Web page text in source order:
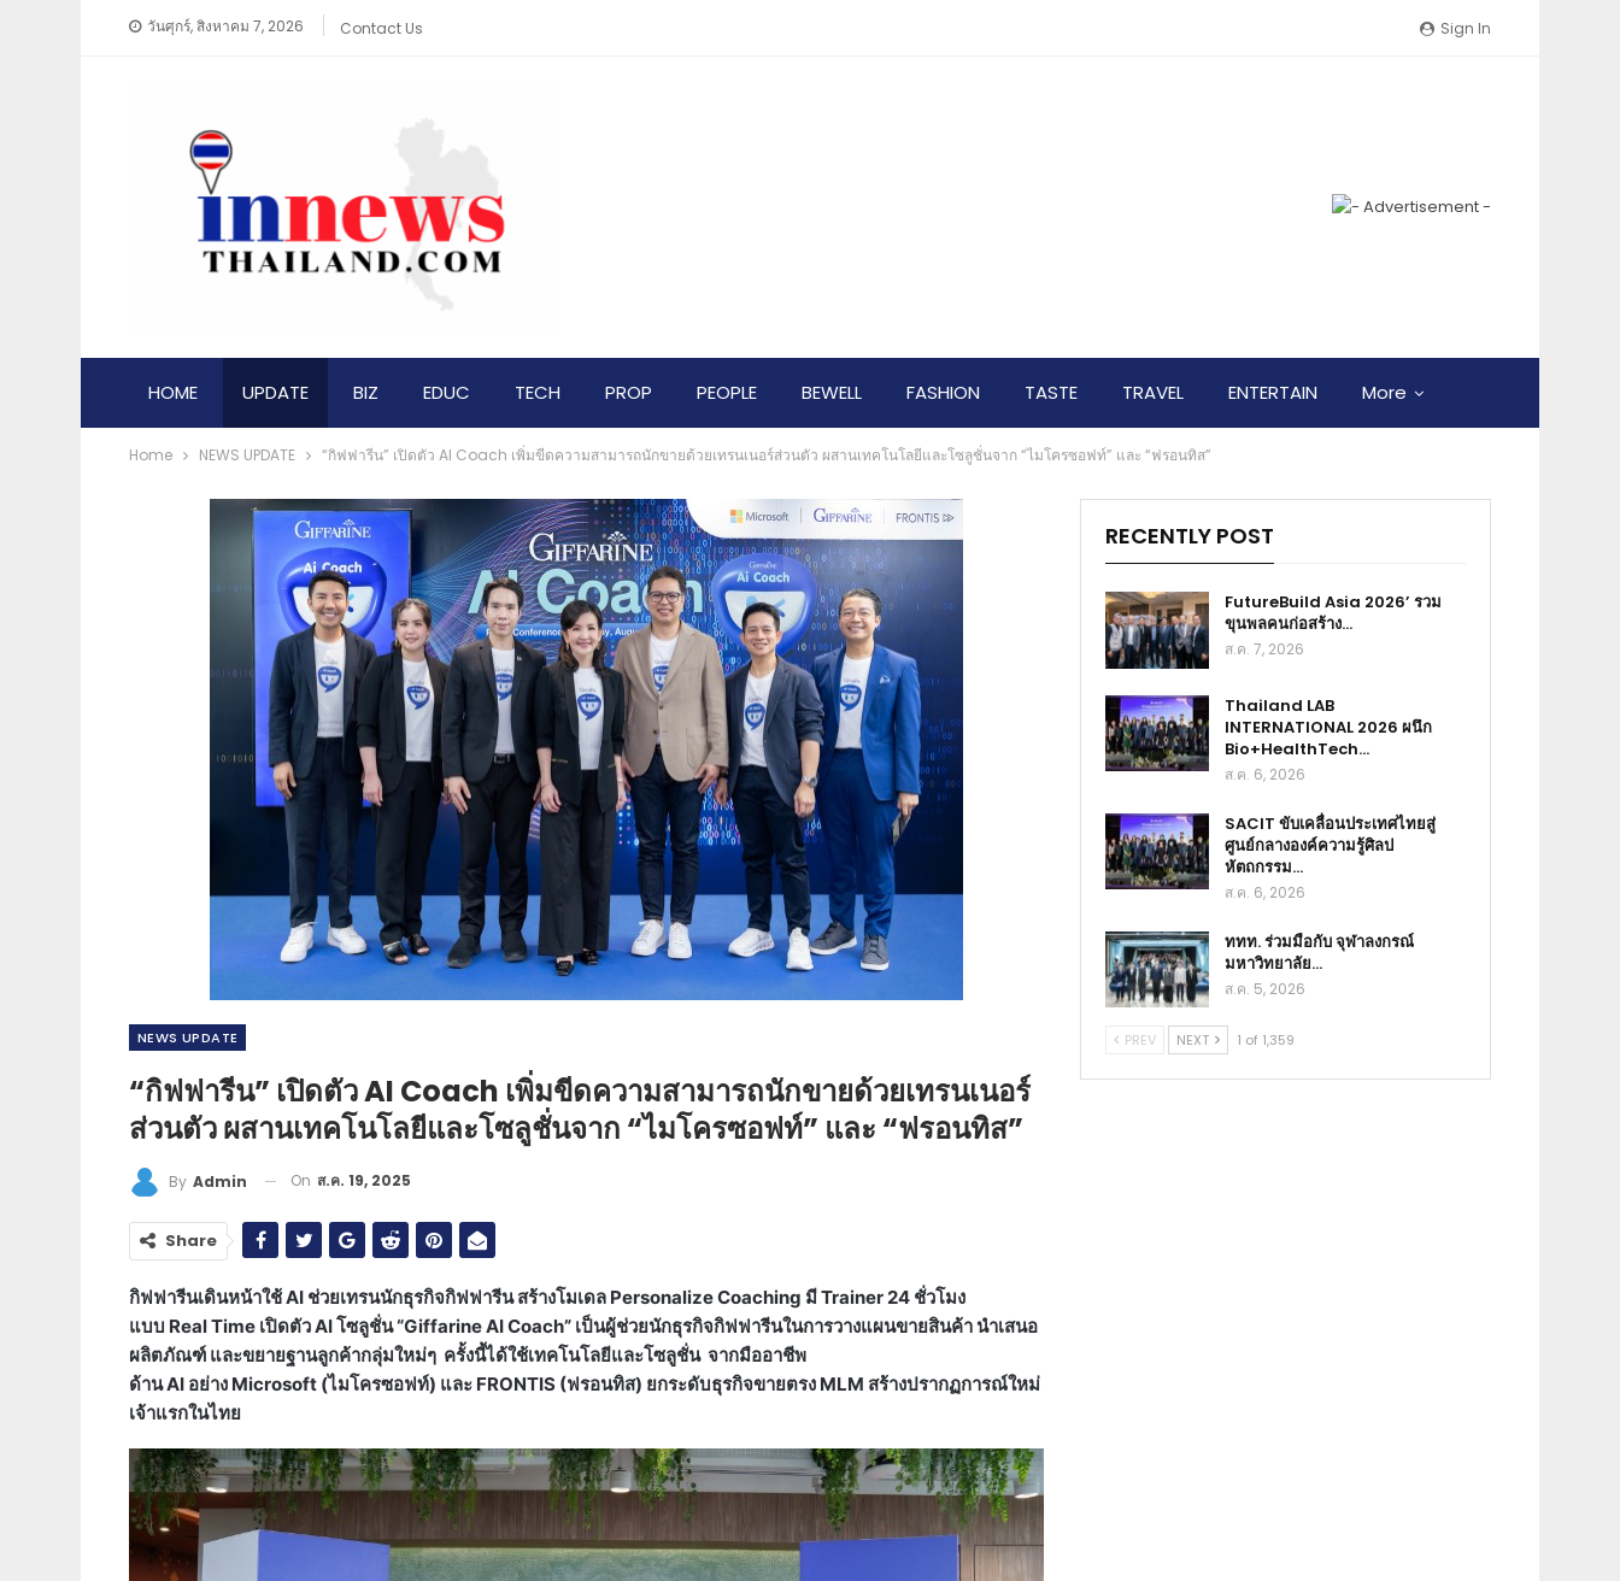
Sign In
วันศุกร์, สิงหาคม 7, 2026 Contact Us
HOME UPDATE BIZ EDUC TECH PROP PEOPLE BEWELL FASHION TASTE TRAVEL ENTERTAIN More
Home NEWS​ UPDATE “กิฟฟารีน” เปิดตัว AI Coach เพิ่มขีดความสามารถนักขายด้วยเทรนเนอร์ส่วนตัว ผสานเทคโนโลยีและโซลูชั่นจาก “ไมโครซอฟท์” และ “ฟรอนทิส”
NEWS​ UPDATE
“กิฟฟารีน” เปิดตัว AI Coach เพิ่มขีดความสามารถนักขายด้วยเทรนเนอร์
ส่วนตัว ผสานเทคโนโลยีและโซลูชั่นจาก “ไมโครซอฟท์” และ “ฟรอนทิส”
By Admin On ส.ค. 19, 2025
Share
กิฟฟารีนเดินหน้าใช้AI ช่วยเทรนนักธุรกิจกิฟฟารีน สร้างโมเดล Personalize Coaching มี Trainer 24 ชั่วโมง
แบบ Real Time เปิดตัว AI โซลูชั่น “Giffarine AI Coach” เป็นผู้ช่วยนักธุรกิจกิฟฟารีนในการวางแผนขายสินค้า นำเสนอ
ผลิตภัณฑ์ และขยายฐานลูกค้ากลุ่มใหม่ๆ ครั้งนี้ได้ใช้เทคโนโลยีและโซลูชั่น จากมืออาชีพ
ด้านAI อย่าง Microsoft (ไมโครซอฟท์) และ FRONTIS (ฟรอนทิส) ยกระดับธุรกิจขายตรง MLM สร้างปรากฏการณ์ใหม่
เจ้าแรกในไทย
RECENTLY POST
FutureBuild Asia 2026’ รวม
ขุนพลคนก่อสร้าง…
ส.ค. 7, 2026
Thailand LAB
INTERNATIONAL 2026 ผนึก
Bio+HealthTech…
ส.ค. 6, 2026
SACIT ขับเคลื่อนประเทศไทยสู่
ศูนย์กลางองค์ความรู้ศิลป
หัตถกรรม…
ส.ค. 6, 2026
ททท. ร่วมมือกับ จุฬาลงกรณ์
มหาวิทยาลัย…
ส.ค. 5, 2026
PREV NEXT 1 of 1,359